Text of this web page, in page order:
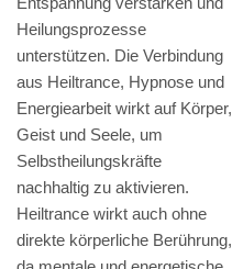
Heilungsprozesse
unterstützen. Die Verbindung
aus Heiltrance, Hypnose und
Energiearbeit wirkt auf Körper,
Geist und Seele, um
Selbstheilungskräfte
nachhaltig zu aktivieren.
Heiltrance wirkt auch ohne
direkte körperliche Berührung,